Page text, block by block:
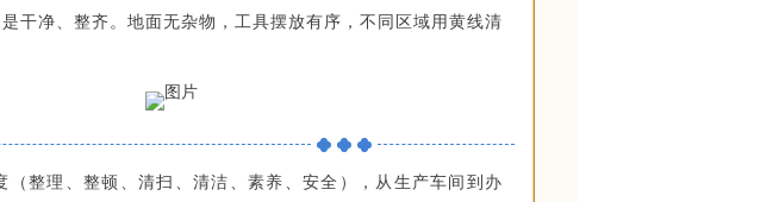
干净、整齐。地面无杂物，工具摆放有序，不同区域用黄线清
（整理、整顿、清扫、清洁、素养、安全），从生产车间到办